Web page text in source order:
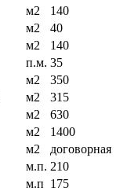
м2
140
м2
40
м2
140
п.м. 35
м2
350
м2
315
м2
630
м2
1400
м2
договорная
м.п. 210
м.п 175